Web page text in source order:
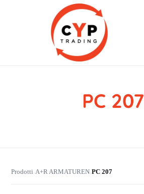
PC 207
Prodotti›A+R ARMATUREN›PC 207